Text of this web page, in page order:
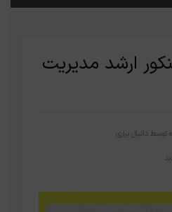
ارشد مدیریت
توسط دانیال براری